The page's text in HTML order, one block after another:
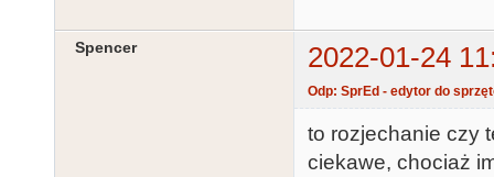
Spencer 2022-01-24
Odp: SprEd - edytor do
to rozjechanie czy
ciekawe, chociaż